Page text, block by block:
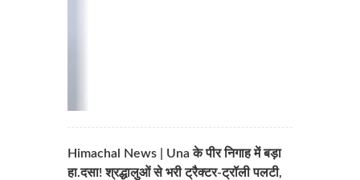
Himachal News | Una के पीर निगाह में बड़ा
हा.दसा! श्रद्धालुओं से भरी ट्रैक्टर-ट्रॉली पलटी,